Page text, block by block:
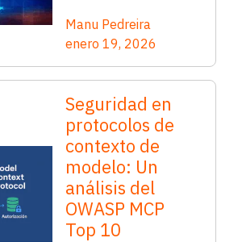
Manu Pedreira
enero 19, 2026
Seguridad en
protocolos de
contexto de
modelo: Un
análisis del
OWASP MCP
Top 10